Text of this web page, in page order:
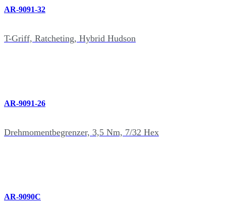
AR-9091-32
T-Griff, Ratcheting, Hybrid Hudson
AR-9091-26
Drehmomentbegrenzer, 3,5 Nm, 7/32 Hex
AR-9090C